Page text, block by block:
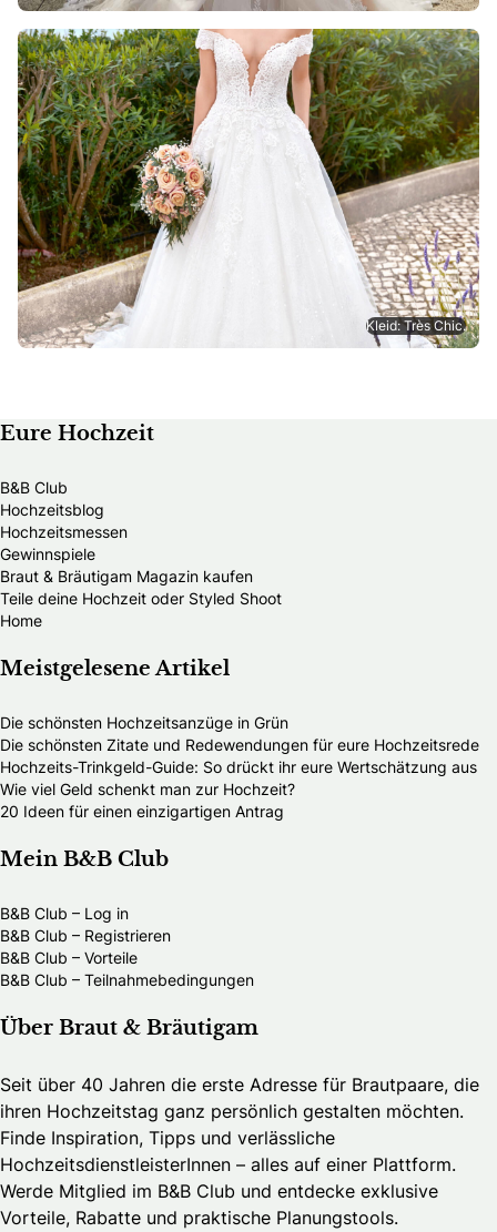
Kleid: Très Chic.
Eure Hochzeit
B&B Club
Hochzeitsblog
Hochzeitsmessen
Gewinnspiele
Braut & Bräutigam Magazin kaufen
Teile deine Hochzeit oder Styled Shoot
Home
Meistgelesene Artikel
Die schönsten Hochzeitsanzüge in Grün
Die schönsten Zitate und Redewendungen für eure Hochzeitsrede
Hochzeits-Trinkgeld-Guide: So drückt ihr eure Wertschätzung aus
Wie viel Geld schenkt man zur Hochzeit?
20 Ideen für einen einzigartigen Antrag
Mein B&B Club
B&B Club – Log in
B&B Club – Registrieren
B&B Club – Vorteile
B&B Club – Teilnahmebedingungen
Über Braut & Bräutigam
Seit über 40 Jahren die erste Adresse für Brautpaare, die
ihren Hochzeitstag ganz persönlich gestalten möchten.
Finde Inspiration, Tipps und verlässliche
HochzeitsdienstleisterInnen – alles auf einer Plattform.
Werde Mitglied im B&B Club und entdecke exklusive
Vorteile, Rabatte und praktische Planungstools.